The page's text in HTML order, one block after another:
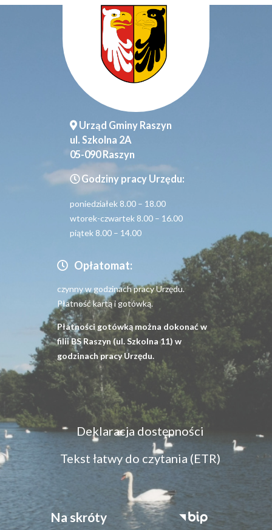
Urząd Gminy Raszyn
ul. Szkolna 2A
05-090 Raszyn
Godziny pracy Urzędu:
poniedziałek 8.00 – 18.00
wtorek-czwartek 8.00 – 16.00
piątek 8.00 – 14.00
Opłatomat:
czynny w godzinach pracy Urzędu.
Płatność kartą i gotówką.
Płatności gotówką można dokonać w
filii BS Raszyn (ul. Szkolna 11) w
godzinach pracy Urzędu.
Menu
dostępność
Deklaracja dostępności
Tekst łatwy do czytania (ETR)
Na skróty